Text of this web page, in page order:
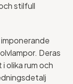
stilfull
Deras
olika rum och